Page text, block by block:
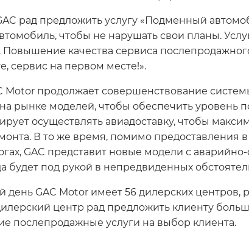
рад предложить услугу «Подменный
чтобы не нарушать свои планы.
качества сервиса
сервис на первом месте!».
Motor продолжает совершенствование
рынке моделей, чтобы обеспечить уровень
осуществлять авиадоставку, чтобы
В то же время, помимо предоставления
GAC представит новые модели с
будет под рукой в непредвиденных
день GAC Motor имеет 56 дилерских центров,
центр рад предложить клиенту
послепродажные услуги на выбор клиента.